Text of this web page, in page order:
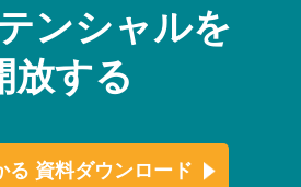
ンシャルを
放する
る 資料ダウンロード